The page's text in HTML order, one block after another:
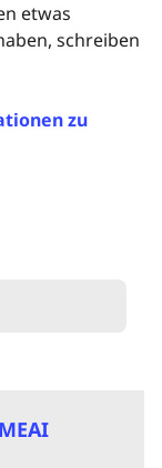
etwas
schreiben
zu